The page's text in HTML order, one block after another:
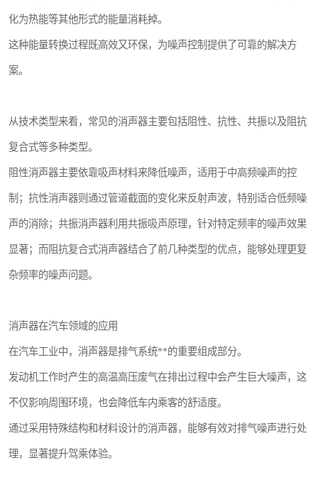
化为热能等其他形式的能量消耗掉。
这种能量转换过程既高效又环保，为噪声控制提供了可靠的解决方
案。
从技术类型来看，常见的消声器主要包括阻性、抗性、共振以及阻抗
复合式等多种类型。
阻性消声器主要依靠吸声材料来降低噪声，适用于中高频噪声的控
制；抗性消声器则通过管道截面的变化来反射声波，特别适合低频噪
声的消除；共振消声器利用共振吸声原理，针对特定频率的噪声效果
显著；而阻抗复合式消声器结合了前几种类型的优点，能够处理更复
杂频率的噪声问题。
消声器在汽车领域的应用
在汽车工业中，消声器是排气系统**的重要组成部分。
发动机工作时产生的高温高压废气在排出过程中会产生巨大噪声，这
不仅影响周围环境，也会降低车内乘客的舒适度。
通过采用特殊结构和材料设计的消声器，能够有效对排气噪声进行处
理，显著提升驾乘体验。